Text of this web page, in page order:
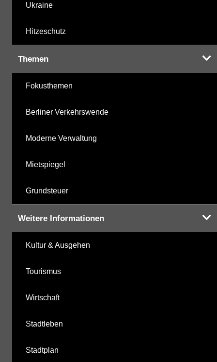
Ukraine
Hitzeschutz
Themen
Fokusthemen
Berliner Verkehrswende
Moderne Verwaltung
Mietspiegel
Grundsteuer
Weitere Informationen
Kultur & Ausgehen
Tourismus
Wirtschaft
Stadtleben
Stadtplan